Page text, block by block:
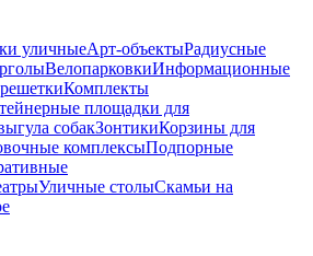
уличныеАрт-объектыРадиусные
ВелопарковкиИнформационные
Комплекты
площадки для
собакЗонтикиКорзины для
комплексыПодпорные
Уличные столыСкамьи на